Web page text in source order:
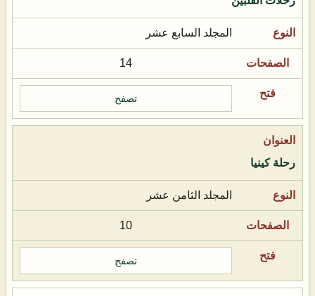
المجلد السابع عشر
14
تصفح
رحلة كينيا
المجلد الثامن عشر
10
تصفح